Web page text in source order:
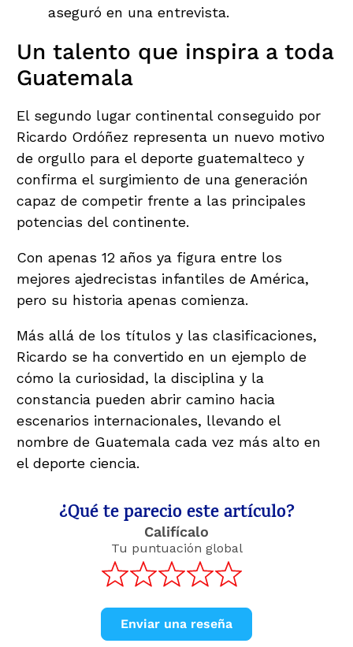
aseguró en una entrevista.
Un talento que inspira a toda
Guatemala
El segundo lugar continental conseguido por
Ricardo Ordóñez representa un nuevo motivo
de orgullo para el deporte guatemalteco y
confirma el surgimiento de una generación
capaz de competir frente a las principales
potencias del continente.
Con apenas 12 años ya figura entre los
mejores ajedrecistas infantiles de América,
pero su historia apenas comienza.
Más allá de los títulos y las clasificaciones,
Ricardo se ha convertido en un ejemplo de
cómo la curiosidad, la disciplina y la
constancia pueden abrir camino hacia
escenarios internacionales, llevando el
nombre de Guatemala cada vez más alto en
el deporte ciencia.
¿Qué te parecio este artículo?
Califícalo
Tu puntuación global
Enviar una reseña